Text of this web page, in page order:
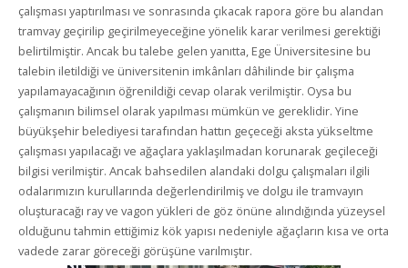
çalışması yaptırılması ve sonrasında çıkacak rapora göre bu alandan
tramvay geçirilip geçirilmeyeceğine yönelik karar verilmesi gerektiği
belirtilmiştir. Ancak bu talebe gelen yanıtta, Ege Üniversitesine bu
talebin iletildiği ve üniversitenin imkânları dâhilinde bir çalışma
yapılamayacağının öğrenildiği cevap olarak verilmiştir. Oysa bu
çalışmanın bilimsel olarak yapılması mümkün ve gereklidir. Yine
büyükşehir belediyesi tarafından hattın geçeceği aksta yükseltme
çalışması yapılacağı ve ağaçlara yaklaşılmadan korunarak geçileceği
bilgisi verilmiştir. Ancak bahsedilen alandaki dolgu çalışmaları ilgili
odalarımızın kurullarında değerlendirilmiş ve dolgu ile tramvayın
oluşturacağı ray ve vagon yükleri de göz önüne alındığında yüzeysel
olduğunu tahmin ettiğimiz kök yapısı nedeniyle ağaçların kısa ve orta
vadede zarar göreceği görüşüne varılmıştır.